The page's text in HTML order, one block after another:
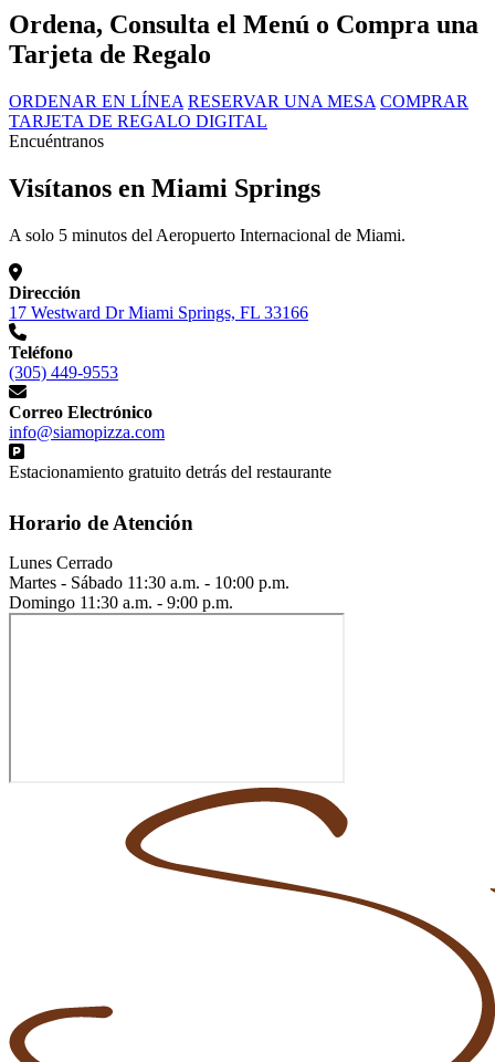
Ordena, Consulta el Menú o Compra una
Tarjeta de Regalo
ORDENAR EN LÍNEA RESERVAR UNA MESA COMPRAR
TARJETA DE REGALO DIGITAL
Encuéntranos
Visítanos en Miami Springs
A solo 5 minutos del Aeropuerto Internacional de Miami.
Dirección
17 Westward Dr Miami Springs, FL 33166
Teléfono
(305) 449-9553
Correo Electrónico
info@siamopizza.com
Estacionamiento gratuito detrás del restaurante
Horario de Atención
Lunes Cerrado
Martes - Sábado 11:30 a.m. - 10:00 p.m.
Domingo 11:30 a.m. - 9:00 p.m.